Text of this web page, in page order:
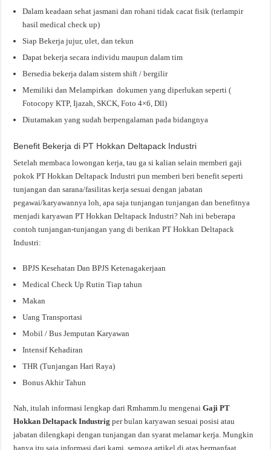
Dalam keadaan sehat jasmani dan rohani tidak cacat fisik (terlampir
hasil medical check up)
Siap Bekerja jujur, ulet, dan tekun
Dapat bekerja secara individu maupun dalam tim
Bersedia bekerja dalam sistem shift / bergilir
Memiliki dan Melampirkan dokumen yang diperlukan seperti (
Fotocopy KTP, Ijazah, SKCK, Foto 4×6, Dll)
Diutamakan yang sudah berpengalaman pada bidangnya
Benefit Bekerja di PT Hokkan Deltapack Industri
Setelah membaca lowongan kerja, tau ga si kalian selain memberi gaji
pokok PT Hokkan Deltapack Industri pun memberi beri benefit seperti
tunjangan dan sarana/fasilitas kerja sesuai dengan jabatan
pegawai/karyawannya loh, apa saja tunjangan tunjangan dan benefitnya
menjadi karyawan PT Hokkan Deltapack Industri? Nah ini beberapa
contoh tunjangan-tunjangan yang di berikan PT Hokkan Deltapack
Industri:
BPJS Kesehatan Dan BPJS Ketenagakerjaan
Medical Check Up Rutin Tiap tahun
Makan
Uang Transportasi
Mobil / Bus Jemputan Karyawan
Intensif Kehadiran
THR (Tunjangan Hari Raya)
Bonus Akhir Tahun
Nah, itulah informasi lengkap dari Rmhamm.lu mengenaiGaji PT
Hokkan Deltapack Industrigper bulan karyawan sesuai posisi atau
jabatan dilengkapi dengan tunjangan dan syarat melamar kerja. Mungkin
hanya itu saja informasi dari kami, semoga artikel di atas bermanfaat.